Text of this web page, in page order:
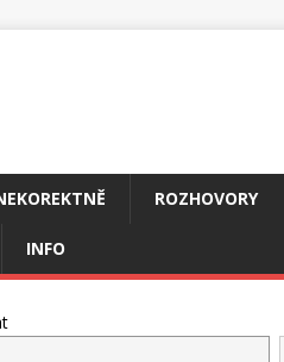
ROZHOVORY
INFO